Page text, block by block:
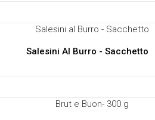
Salesini Al Burro - Sacchetto